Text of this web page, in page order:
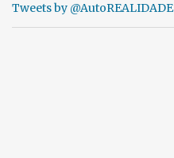
Tweets by @AutoREALIDADE